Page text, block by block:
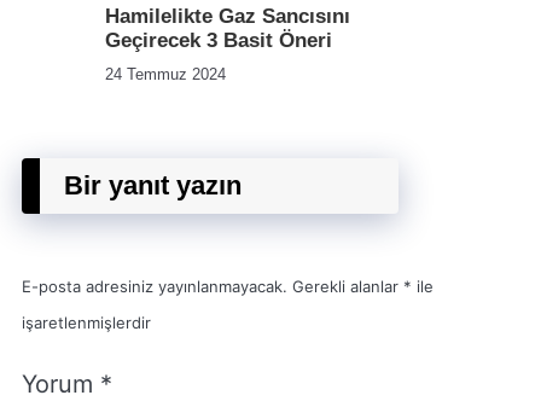
Hamilelikte Gaz Sancısını
Geçirecek 3 Basit Öneri
24 Temmuz 2024
Bir yanıt yazın
E-posta adresiniz yayınlanmayacak. Gerekli alanlar * ile
işaretlenmişlerdir
Yorum *